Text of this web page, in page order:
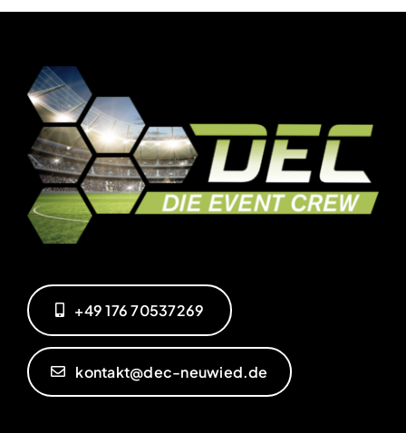
‭+49 176 70537269‬
kontakt@dec-neuwied.de